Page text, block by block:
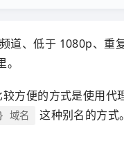
道、低于 1080p、重
方便的方式是使用代
域名
这种别名的方式